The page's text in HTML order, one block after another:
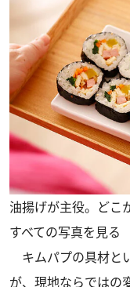
油揚げが主役。どこ
すべての写真を見る
キムパプの具材と
が、現地ならではの